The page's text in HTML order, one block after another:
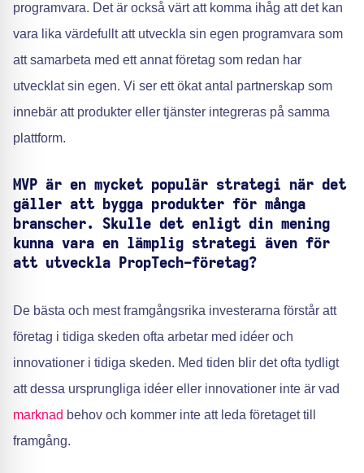
programvara. Det är också värt att komma ihåg att det kan
vara lika värdefullt att utveckla sin egen programvara som
att samarbeta med ett annat företag som redan har
utvecklat sin egen. Vi ser ett ökat antal partnerskap som
innebär att produkter eller tjänster integreras på samma
plattform.
MVP är en mycket populär strategi när det
gäller att bygga produkter för många
branscher. Skulle det enligt din mening
kunna vara en lämplig strategi även för
att utveckla PropTech-företag?
De bästa och mest framgångsrika investerarna förstår att
företag i tidiga skeden ofta arbetar med idéer och
innovationer i tidiga skeden. Med tiden blir det ofta tydligt
att dessa ursprungliga idéer eller innovationer inte är vad
marknad behov och kommer inte att leda företaget till
framgång.